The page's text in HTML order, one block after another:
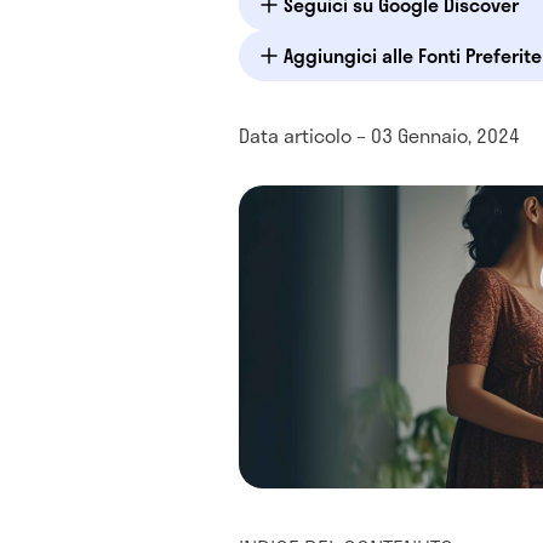
Aggiungici alle Fonti
Data articolo – 03 Gennaio, 2024